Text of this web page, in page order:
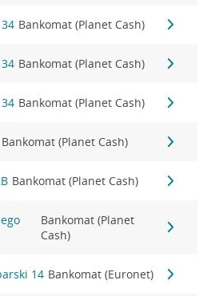
Bankomat (Planet Cash)
Bankomat (Planet Cash)
Bankomat (Planet Cash)
Bankomat (Planet Cash)
Bankomat (Planet Cash)
Bankomat (Planet
Cash)
14 Bankomat (Euronet)